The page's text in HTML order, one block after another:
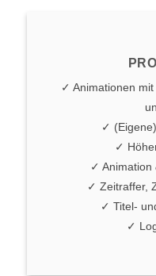
✓ Animationen
✓
✓
✓ Animation
✓ Zeitraffer,
✓ Titel-
✓